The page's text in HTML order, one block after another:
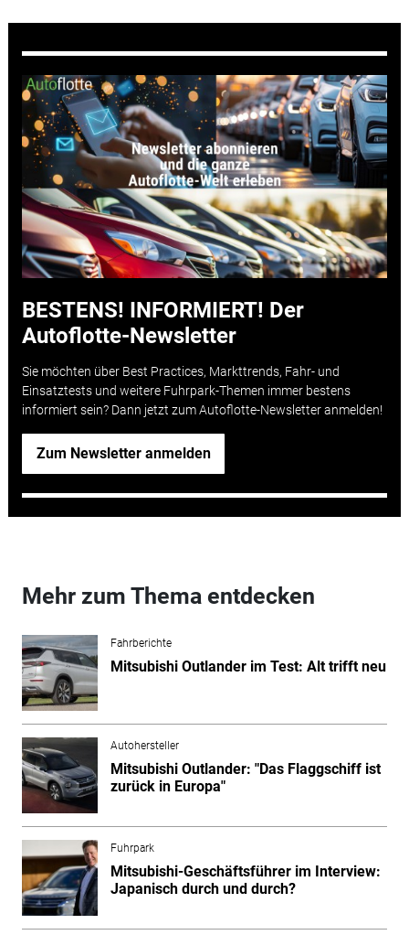
BESTENS! INFORMIERT! Der
Autoflotte-Newsletter
Sie möchten über Best Practices, Markttrends, Fahr- und
Einsatztests und weitere Fuhrpark-Themen immer bestens
informiert sein? Dann jetzt zum Autoflotte-Newsletter anmelden!
Zum Newsletter anmelden
Mehr zum Thema entdecken
Fahrberichte
Mitsubishi Outlander im Test: Alt trifft neu
Autohersteller
Mitsubishi Outlander: "Das Flaggschiff ist
zurück in Europa"
Fuhrpark
Mitsubishi-Geschäftsführer im Interview:
Japanisch durch und durch?